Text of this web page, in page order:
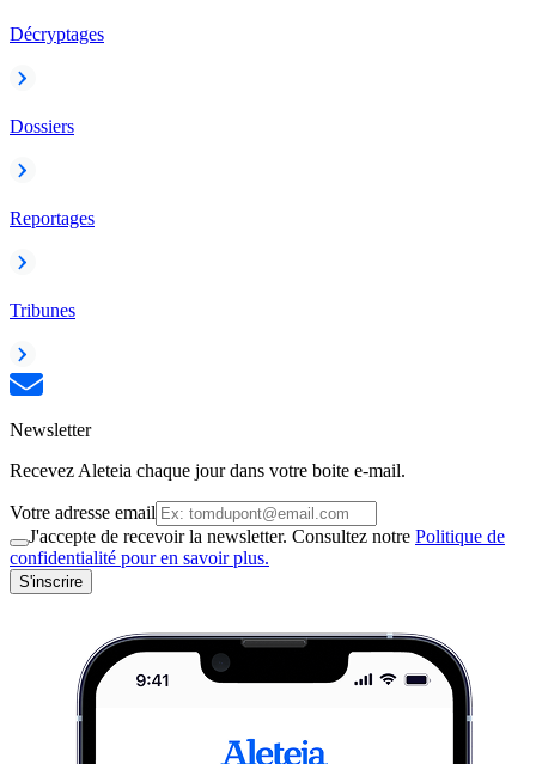
Décryptages
Dossiers
Reportages
Tribunes
Newsletter
Recevez Aleteia chaque jour dans votre boite e-mail.
Votre adresse email
J'accepte de recevoir la newsletter. Consultez notre Politique de
confidentialité pour en savoir plus.
S'inscrire